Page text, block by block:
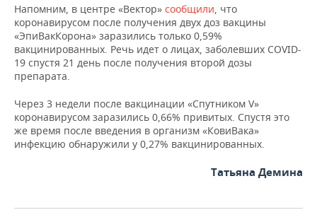
Напомним, в центре «Вектор» сообщили, что
коронавирусом после получения двух доз вакцины
«ЭпиВакКорона» заразились только 0,59%
вакцинированных. Речь идет о лицах, заболевших COVID-
19 спустя 21 день после получения второй дозы
препарата.
Через 3 недели после вакцинации «Спутником V»
коронавирусом заразились 0,66% привитых. Спустя это
же время после введения в организм «КовиВака»
инфекцию обнаружили у 0,27% вакцинированных.
Татьяна Демина